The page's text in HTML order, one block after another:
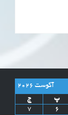
آگوست 2026
پ
ج
6
7